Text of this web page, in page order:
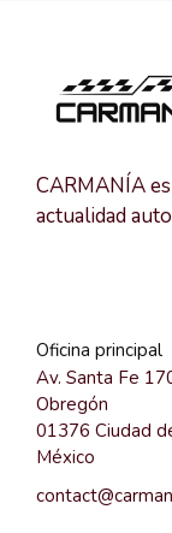
CARMANÍA
actualidad
Oficina principal
Av. Santa Fe
Obregón
01376 Ciudad
México